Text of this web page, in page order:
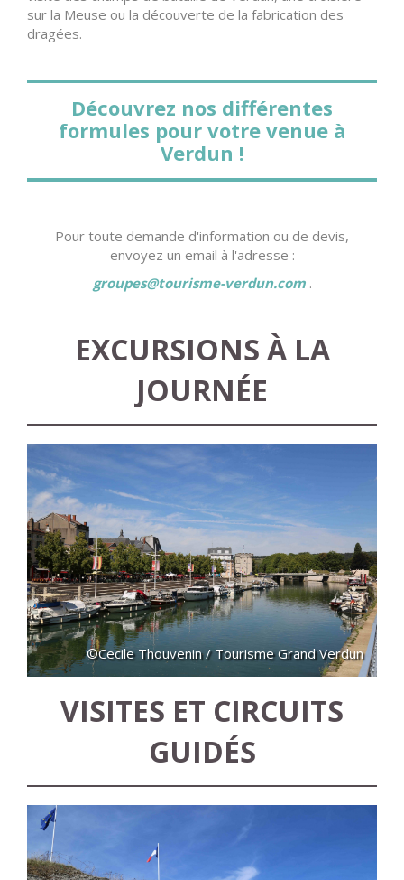
sur la Meuse ou la découverte de la fabrication des
dragées.
Découvrez nos différentes
formules pour votre venue à
Verdun !
Pour toute demande d'information ou de devis,
envoyez un email à l'adresse :
groupes@tourisme-verdun.com.
EXCURSIONS À LA
JOURNÉE
©Cecile Thouvenin / Tourisme Grand Verdun
VISITES ET CIRCUITS
GUIDÉS